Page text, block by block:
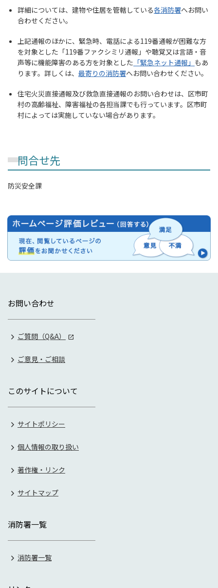
詳細については、建物や住居を管轄している各消防署へお問い
合わせください。
上記通報のほかに、緊急時、電話による119番通報が困難な方
を対象とした「119番ファクシミリ通報」や聴覚又は言語・音
声等に機能障害のある方を対象とした 「緊急ネット通報」 もあ
ります。詳しくは、 最寄りの消防署へお問い合わせください。
住宅火災直接通報及び救急直接通報のお問い合わせは、区市町
村の高齢福祉、障害福祉の各担当課でも行っています。区市町
村によっては実施していない場合があります。
問合せ先
防災安全課
お問い合わせ
ご質問（Q&A）
ご意見・ご相談
このサイトについて
サイトポリシー
個人情報の取り扱い
著作権・リンク
サイトマップ
消防署一覧
消防署一覧